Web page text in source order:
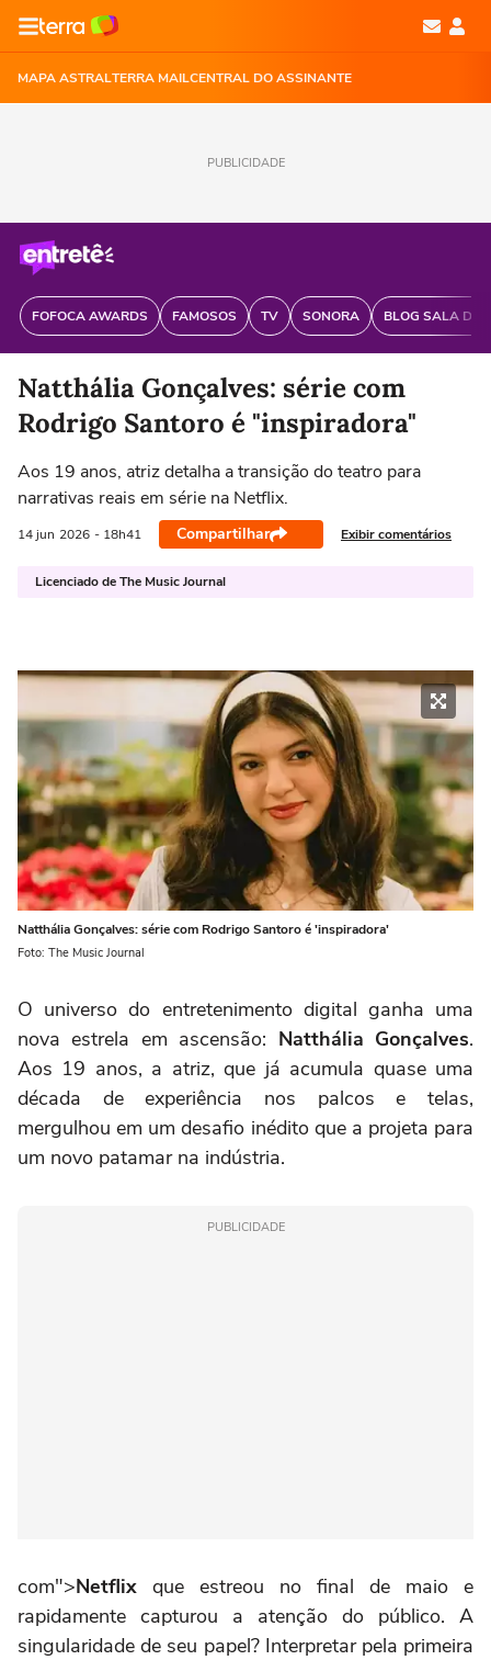
MAPA ASTRALTERRA MAILCENTRAL DO ASSINANTE
PUBLICIDADE
FOFOCA AWARDS FAMOSOS TV SONORA BLOG SALA DE
Natthália Gonçalves: série com
Rodrigo Santoro é "inspiradora"
Aos 19 anos, atriz detalha a transição do teatro para
narrativas reais em série na Netflix.
14 jun 2026 - 18h41 Compartilhar Exibir comentários
Licenciado de The Music Journal
Natthália Gonçalves: série com Rodrigo Santoro é 'inspiradora'
Foto: The Music Journal
O universo do entretenimento digital ganha uma
nova estrela em ascensão: Natthália Gonçalves.
Aos 19 anos, a atriz, que já acumula quase uma
década de experiência nos palcos e telas,
mergulhou em um desafio inédito que a projeta para
um novo patamar na indústria.
PUBLICIDADE
com">Netflix que estreou no final de maio e
rapidamente capturou a atenção do público. A
singularidade de seu papel? Interpretar pela primeira